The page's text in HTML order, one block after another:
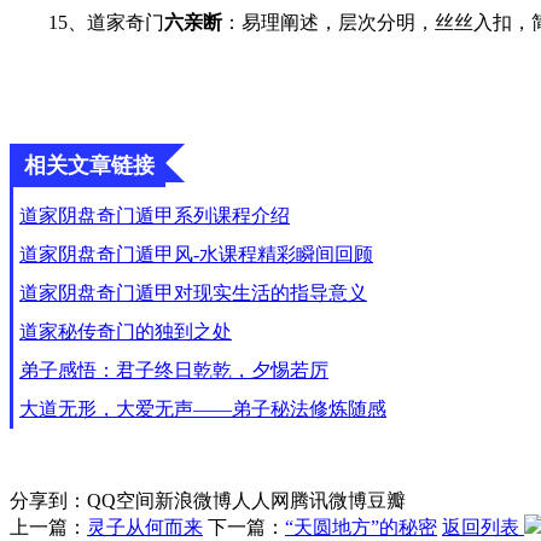
15、道家奇门六亲断：易理阐述，层次分明，丝丝入扣，
相关文章链接
道家阴盘奇门遁甲系列课程介绍
道家阴盘奇门遁甲风-水课程精彩瞬间回顾
道家阴盘奇门遁甲对现实生活的指导意义
道家秘传奇门的独到之处
弟子感悟：君子终日乾乾，夕惕若厉
大道无形，大爱无声——弟子秘法修炼随感
分享到： QQ空间新浪微博人人网 腾讯微博豆瓣
上一篇： 灵子从何而来 下一篇： “天圆地方”的秘密 返回列表